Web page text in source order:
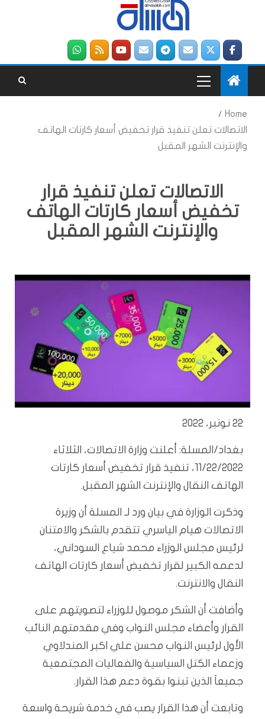
Home
الاتصالات تعلن تنفيذ قرار تخفيض أسعار كارتات الهاتف
والإنترنت الشهر المقبل
الاتصالات تعلن تنفيذ قرار
تخفيض أسعار كارتات الهاتف
والإنترنت الشهر المقبل
22 نونبر، 2022
بغداد/المسلة: أعلنت وزارة الاتصالات، الثلاثاء
11/22/2022، تنفيذ قرار تخفيض أسعار كارتات
الهاتف النقال والإنترنت الشهر المقبل.
وذكرت الوزارة في بيان ورد لـ المسلة أن وزيرة
الاتصالات هيام الياسري تتقدم بالشكر والامتنان
لرئيس مجلس الوزراء محمد شياع السوداني،
لدعمه الكبير لقرار تخفيض أسعار كارتات الهاتف
النقال والانترنت.
وأضافت أن الشكر موصول للوزراء لتصويتهم على
القرار وأعضاء مجلس النواب وفي مقدمتهم النائب
الأول لرئيس النواب محسن علي اكبر المندلاوي
وزعماء الكتل السياسية والفعاليات المجتمعية
جميعاَ الذين تبنوا بقوة دعم هذا القرار.
وتابعت أن هذا القرار يصب في خدمة شريحة واسعة